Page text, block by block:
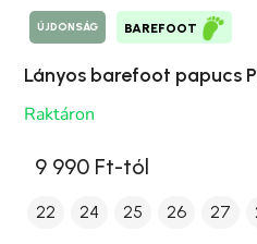
ÚJDONSÁG BAREFOOT
Lányos barefoot papucs
Raktáron
9 990 Ft-tól
22 24 25 26 27